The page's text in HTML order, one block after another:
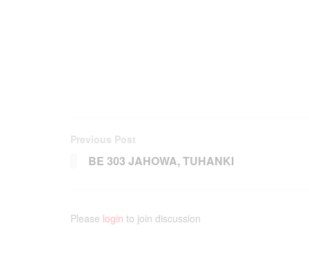
Previous Post
BE 303 JAHOWA, TUHANKI
Please login to join discussion